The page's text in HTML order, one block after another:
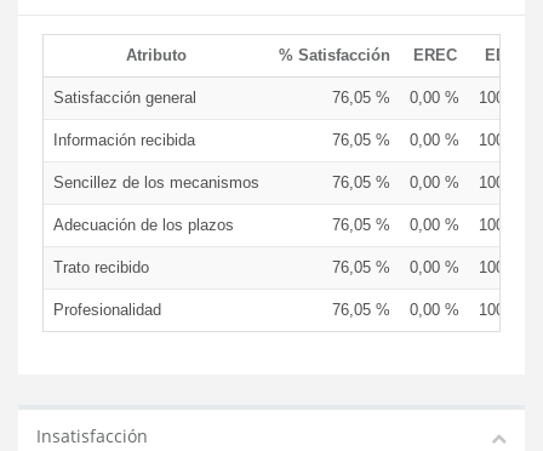
Atributo % Satisfacción EREC EDCEN
Satisfacción general 76,05 % 0,00 % 100,00
Información recibida 76,05 % 0,00 % 100,00
Sencillez de los mecanismos 76,05 % 0,00 % 100,00
Adecuación de los plazos 76,05 % 0,00 % 100,00
Trato recibido 76,05 % 0,00 % 100,00
Profesionalidad 76,05 % 0,00 % 100,00
Insatisfacción